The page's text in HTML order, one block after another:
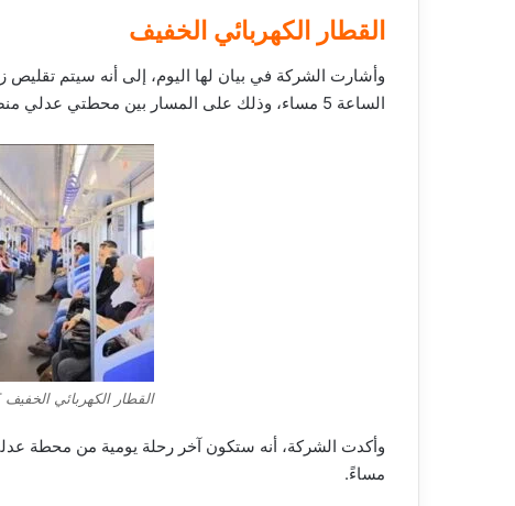
القطار الكهربائي الخفيف
الساعة 5 مساء، وذلك على المسار بين محطتي عدلي منصور ومدينة الفنون والثقافة.
القطار الكهربائي الخفيف LRT
مساءً.